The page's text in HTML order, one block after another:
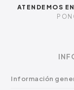
ATENDEMOS
Información